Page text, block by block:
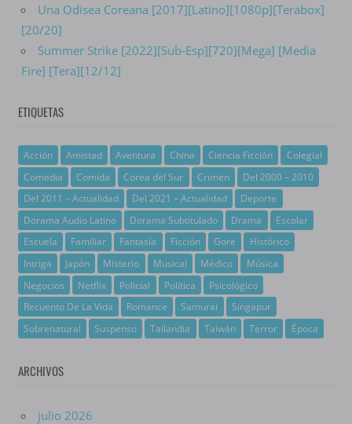
Una Odisea Coreana [2017][Latino][1080p][Terabox]
[20/20]
Summer Strike [2022][Sub-Esp][720][Mega] [Media
Fire] [Tera][12/12]
ETIQUETAS
Acción Amistad Aventura China Ciencia Ficción
Colegial
Comedia
Comida Corea del Sur Crimen
Del 2000 – 2010
Del 2011 – Actualidad
Del 2021 – Actualidad
Deporte
Dorama Audio Latino
Dorama Subtitulado Drama
Escolar
Escuela
Familiar Fantasía Ficción Gore
Histórico
Intriga
Japón Misterio Musical Médico
Música
Negocios
Netflix Policial Política
Psicológico
Recuento De La Vida
Romance Samurai
Singapur
Sobrenatural
Suspenso Tailandia Taiwán Terror Época
ARCHIVOS
julio 2026